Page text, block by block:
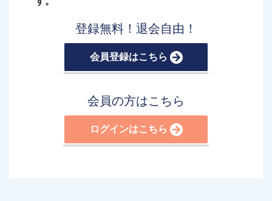
登録無料！退会自由！
会員登録はこちら
会員の方はこちら
ログインはこちら